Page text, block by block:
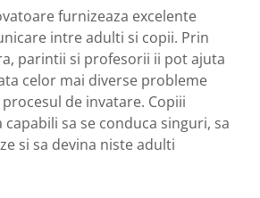
furnizeaza excelente
intre adulti si copii. Prin
parintii si profesorii ii pot ajuta
celor mai diverse probleme
de invatare. Copiii
sa se conduca singuri, sa
si sa devina niste adulti